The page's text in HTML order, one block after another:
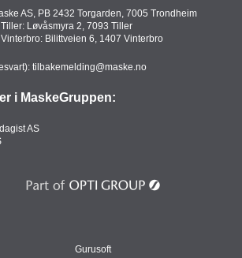
AS, PB 2432 Torgarden, 7005 Trondheim
Tiller: Løvåsmyra 2, 7093 Tiller
Vinterbro: Bilittveien 6, 1407 Vinterbro
tilbakemelding@maske.no
i MaskeGruppen:
AS
Gurusoft